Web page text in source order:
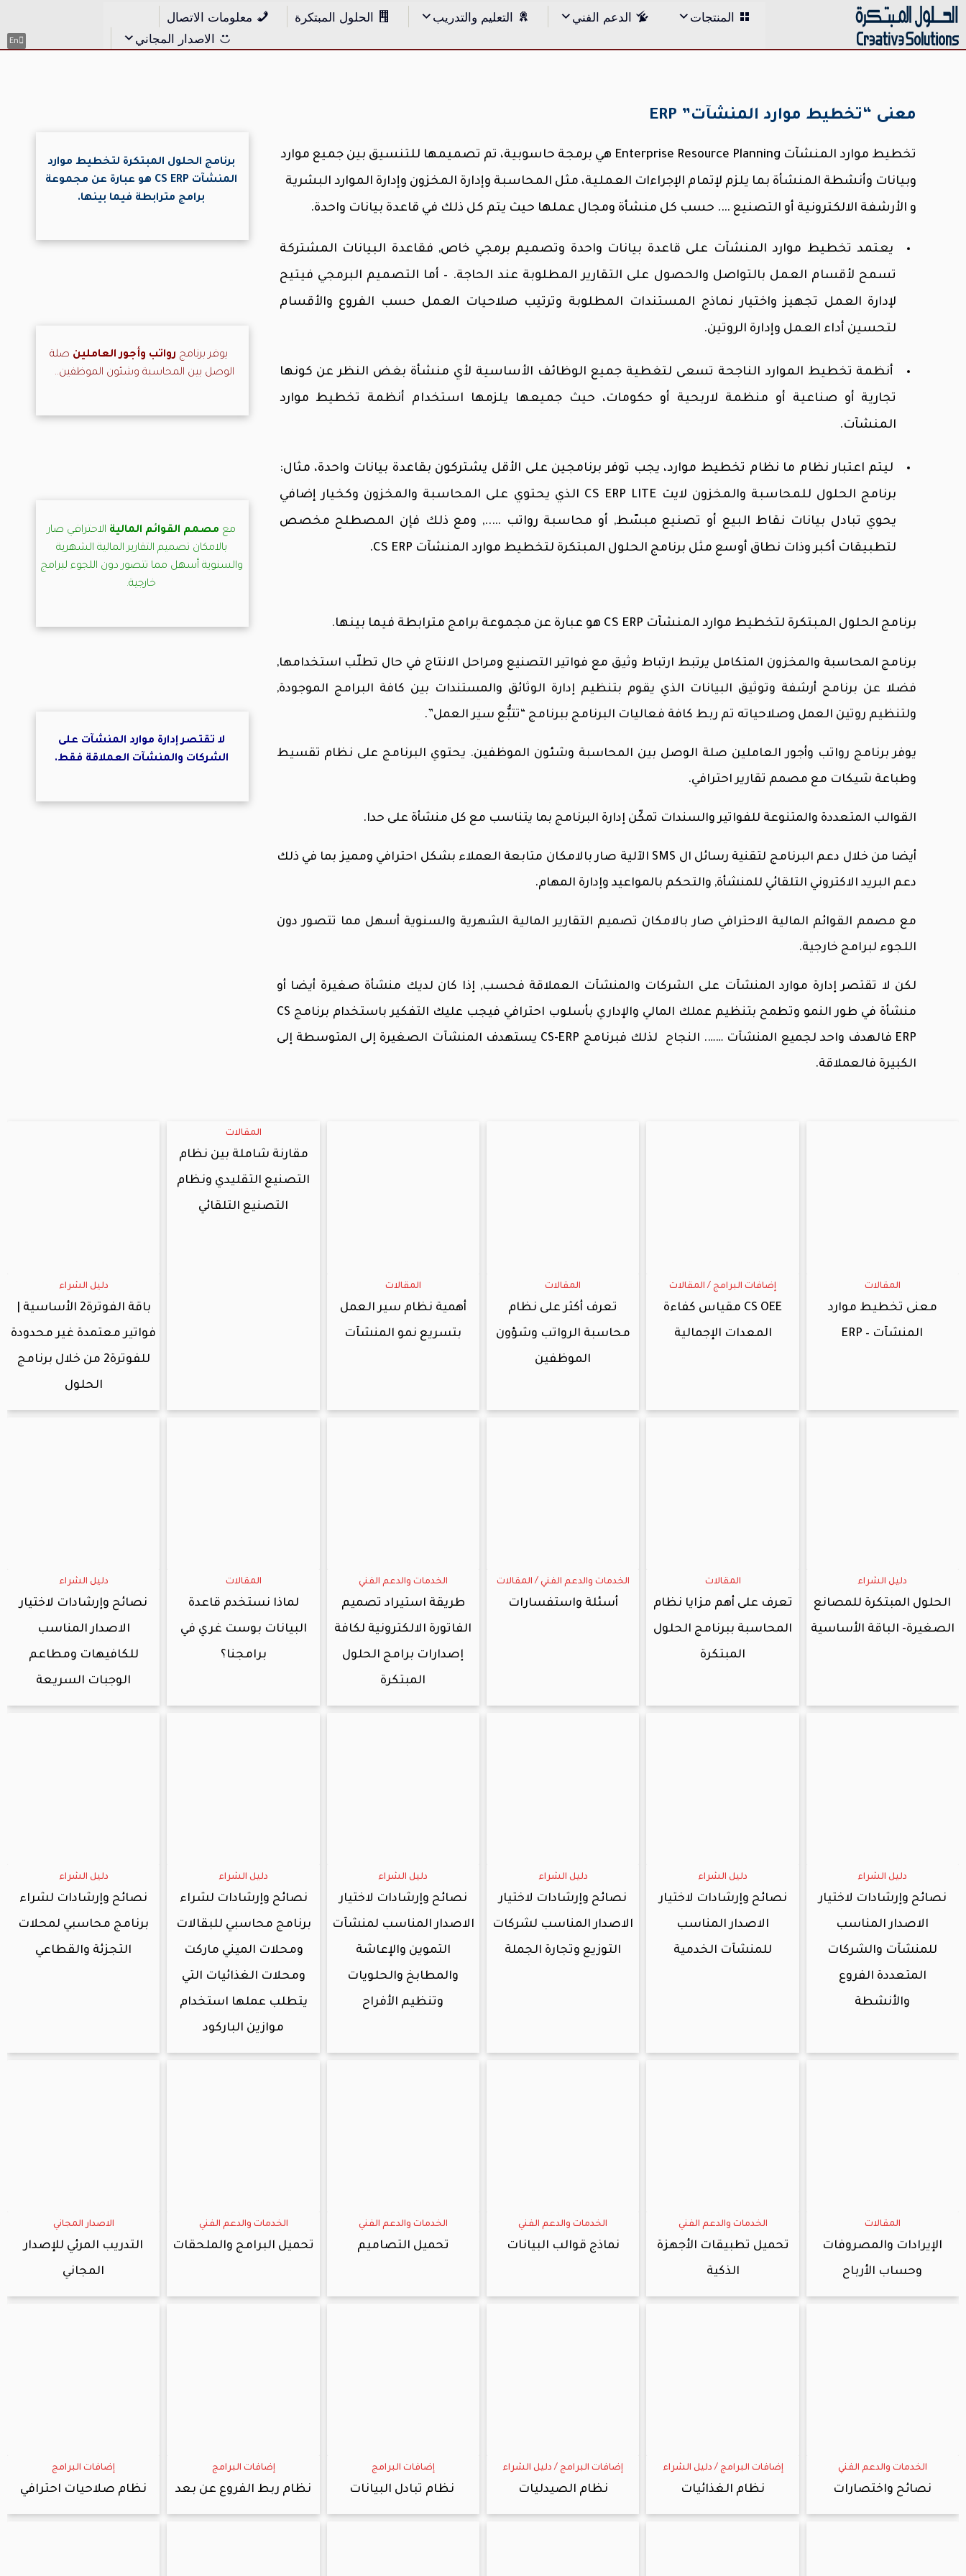
Skip
to
المنتجات الدعم الفني التعليم والتدريب الحلول المبتكرة
معلومات الاتصال
الاصدار المجاني
En
معنى “تخطيط موارد المنشآت” ERP
تخطيط موارد المنشآت Enterprise Resource Planning هي برمجة حاسوبية، تم تصميمها للتنسيق بين جميع موارد
وبيانات وأنشطة المنشأة بما يلزم لإتمام الإجراءات العملية، مثل المحاسبة وإدارة المخزون وإدارة الموارد البشرية
و الأرشفة الالكترونية أو التصنيع …. حسب كل منشأة ومجال عملها حيث يتم كل ذلك في قاعدة بيانات واحدة.
يعتمد تخطيط موارد المنشآت على قاعدة بيانات واحدة وتصميم برمجي خاص, فقاعدة البيانات المشتركة
تسمح لأقسام العمل بالتواصل والحصول على التقارير المطلوبة عند الحاجة. – أما التصميم البرمجي فيتيح
لإدارة العمل تجهيز واختيار نماذج المستندات المطلوبة وترتيب صلاحيات العمل حسب الفروع والأقسام
لتحسين أداء العمل وإدارة الروتين.
أنظمة تخطيط الموارد الناجحة تسعى لتغطية جميع الوظائف الأساسية لأي منشأة بغض النظر عن كونها
تجارية أو صناعية أو منظمة لاربحية أو حكومات، حيث جميعها يلزمها استخدام أنظمة تخطيط موارد
المنشآت.
ليتم اعتبار نظام ما نظام تخطيط موارد، يجب توفر برنامجين على الأقل يشتركون بقاعدة بيانات واحدة، مثال:
برنامج الحلول للمحاسبة والمخزون لايت CS ERP LITE الذي يحتوي على المحاسبة والمخزون وكخيار إضافي
يحوي تبادل بيانات نقاط البيع أو تصنيع مبسّط, أو محاسبة رواتب ….., ومع ذلك فإن المصطلح مخصص
لتطبيقات أكبر وذات نطاق أوسع مثل برنامج الحلول المبتكرة لتخطيط موارد المنشآت CS ERP.
برنامج الحلول المبتكرة لتخطيط موارد المنشآت CS ERP هو عبارة عن مجموعة برامج مترابطة فيما بينها.
برنامج المحاسبة والمخزون المتكامل يرتبط ارتباط وثيق مع فواتير التصنيع ومراحل الانتاج في حال تطلّب استخدامها,
فضلا عن برنامج أرشفة وتوثيق البيانات الذي يقوم بتنظيم إدارة الوثائق والمستندات بين كافة البرامج الموجودة,
ولتنظيم روتين العمل وصلاحياته تم ربط كافة فعاليات البرنامج ببرنامج “تتبُّع سير العمل”.
يوفر برنامج رواتب وأجور العاملين صلة الوصل بين المحاسبة وشئون الموظفين. يحتوي البرنامج على نظام تقسيط
وطباعة شيكات مع مصمم تقارير احترافي.
القوالب المتعددة والمتنوعة للفواتير والسندات تمكّن إدارة البرنامج بما يتناسب مع كل منشأة على حدا.
أيضا من خلال دعم البرنامج لتقنية رسائل ال SMS الآلية صار بالامكان متابعة العملاء بشكل احترافي ومميز بما في ذلك
دعم البريد الاكتروني التلقائي للمنشأة, والتحكم بالمواعيد وإدارة المهام.
مع مصمم القوائم المالية الاحترافي صار بالامكان تصميم التقارير المالية الشهرية والسنوية أسهل مما تتصور دون
اللجوء لبرامج خارجية.
لكن لا تقتصر إدارة موارد المنشآت على الشركات والمنشآت العملاقة فحسب, إذا كان لديك منشأة صغيرة أيضا أو
منشأة في طور النمو وتطمح بتنظيم عملك المالي والإداري بأسلوب احترافي فيجب عليك التفكير باستخدام برنامج CS
ERP فالهدف واحد لجميع المنشآت ……. النجاح لذلك فبرنامج CS-ERP يستهدف المنشآت الصغيرة إلى المتوسطة إلى
الكبيرة فالعملاقة.
برنامج الحلول المبتكرة لتخطيط موارد
المنشآت CS ERP هو عبارة عن مجموعة
برامج مترابطة فيما بينها.
يوفر برنامج رواتب وأجور العاملين صلة
الوصل بين المحاسبة وشئون الموظفين..
مع مصمم القوائم المالية الاحترافي صار
بالامكان تصميم التقارير المالية الشهرية
والسنوية أسهل مما تتصور دون اللجوء لبرامج
خارجية.
لا تقتصر إدارة موارد المنشآت على
الشركات والمنشآت العملاقة فقط.
المقالات
معنى تخطيط موارد
المنشآت – ERP
إضافات البرامج / المقالات
CS OEE مقياس كفاءة
المعدات الإجمالية
المقالات
تعرف أكثر على نظام
محاسبة الرواتب وشؤون
الموظفين
المقالات
أهمية نظام سير العمل
بتسريع نمو المنشآت
المقالات
مقارنة شاملة بين نظام
التصنيع التقليدي ونظام
التصنيع التلقائي
دليل الشراء
باقة الفوترة2 الأساسية |
فواتير معتمدة غير محدودة
للفوترة2 من خلال برنامج
الحلول
دليل الشراء
الحلول المبتكرة للمصانع
الصغيرة- الباقة الأساسية
المقالات
تعرف على أهم مزايا نظام
المحاسبة ببرنامج الحلول
المبتكرة
الخدمات والدعم الفني / المقالات
أسئلة واستفسارات
الخدمات والدعم الفني
طريقة استيراد تصميم
الفاتورة الالكترونية لكافة
إصدارات برامج الحلول
المبتكرة
المقالات
لماذا نستخدم قاعدة
البيانات بوست غري في
برامجنا؟
دليل الشراء
نصائح وإرشادات لاختيار
الاصدار المناسب
للكافيهات ومطاعم
الوجبات السريعة
دليل الشراء
نصائح وإرشادات لاختيار
الاصدار المناسب
للمنشآت والشركات
المتعددة الفروع
والأنشطة
دليل الشراء
نصائح وإرشادات لاختيار
الاصدار المناسب
للمنشآت الخدمية
دليل الشراء
نصائح وإرشادات لاختيار
الاصدار المناسب لشركات
التوزيع وتجارة الجملة
دليل الشراء
نصائح وإرشادات لاختيار
الاصدار المناسب لمنشآت
التموين والإعاشة
والمطابخ والحلويات
وتنظيم الأفراح
دليل الشراء
نصائح وإرشادات لشراء
برنامج محاسبي للبقالات
ومحلات الميني ماركت
ومحلات الغذائيات التي
يتطلب عملها استخدام
موازين الباركود
دليل الشراء
نصائح وإرشادات لشراء
برنامج محاسبي لمحلات
التجزئة والقطاعي
المقالات
الإيرادات والمصروفات
وحساب الأرباح
الخدمات والدعم الفني
تحميل تطبيقات الأجهزة
الذكية
الخدمات والدعم الفني
نماذج قوالب البيانات
الخدمات والدعم الفني
تحميل التصاميم
الخدمات والدعم الفني
تحميل البرامج والملحقات
الاصدار المجاني
التدريب المرئي للإصدار
المجاني
الخدمات والدعم الفني
نصائح واختصارات
إضافات البرامج / دليل الشراء
نظام الغذائيات
إضافات البرامج/ دليل الشراء
نظام الصيدليات
إضافات البرامج
نظام تبادل البيانات
إضافات البرامج
نظام ربط الفروع عن بعد
إضافات البرامج
نظام صلاحيات احترافي